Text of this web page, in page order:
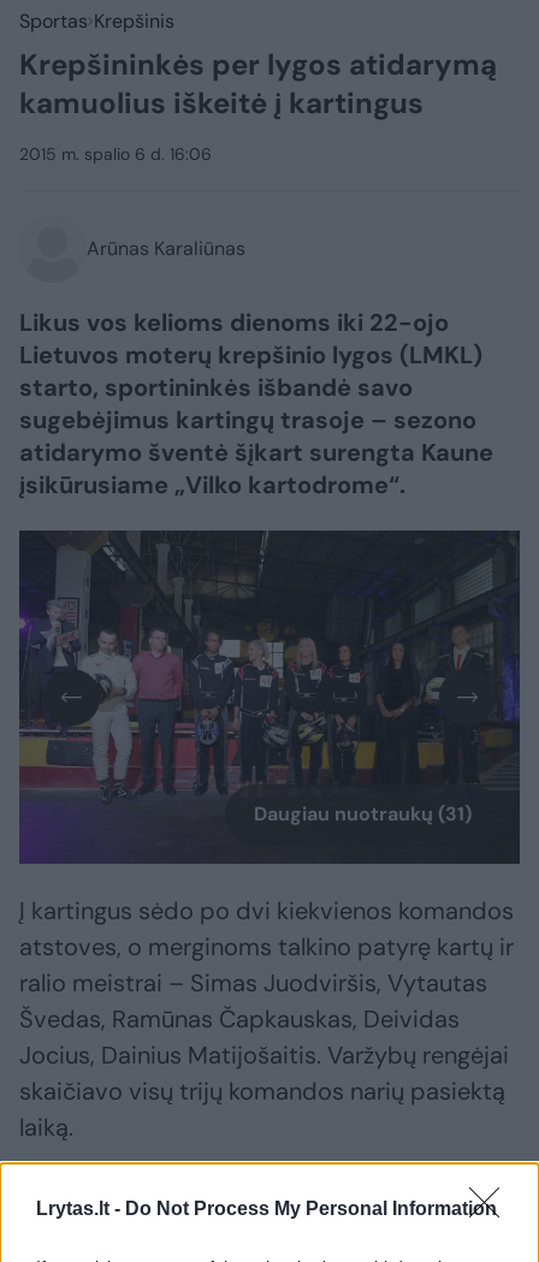
Lrytas.lt - Do Not Process My Personal Information
Sportas Krepšinis
Krepšininkės per lygos atidarymą
kamuolius iškeitė į kartingus
2015 m. spalio 6 d. 16:06
Arūnas Karaliūnas
Likus vos kelioms dienoms iki 22-ojo
Lietuvos moterų krepšinio lygos (LMKL)
starto, sportininkės išbandė savo
sugebėjimus kartingų trasoje – sezono
atidarymo šventė šįkart surengta Kaune
įsikūrusiame „Vilko kartodrome“.
Daugiau nuotraukų (31)
Į kartingus sėdo po dvi kiekvienos komandos
atstoves, o merginoms talkino patyrę kartų ir
ralio meistrai – Simas Juodviršis, Vytautas
Švedas, Ramūnas Čapkauskas, Deividas
Jocius, Dainius Matijošaitis. Varžybų rengėjai
skaičiavo visų trijų komandos narių pasiektą
laiką.
Dauguma krepšininkių prisipažino pirmą